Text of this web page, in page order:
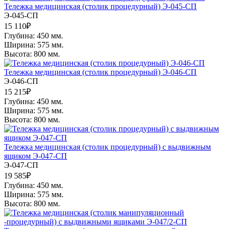
Тележка медицинская (столик процедурный) Э-045-СП
Э-045-СП
15 110₽
Глубина: 450 мм.
Ширина: 575 мм.
Высота: 800 мм.
Тележка медицинская (столик процедурный) Э-046-СП
Э-046-СП
15 215₽
Глубина: 450 мм.
Ширина: 575 мм.
Высота: 800 мм.
Тележка медицинская (столик процедурный) с выдвижным
ящиком Э-047-СП
Э-047-СП
19 585₽
Глубина: 450 мм.
Ширина: 575 мм.
Высота: 800 мм.